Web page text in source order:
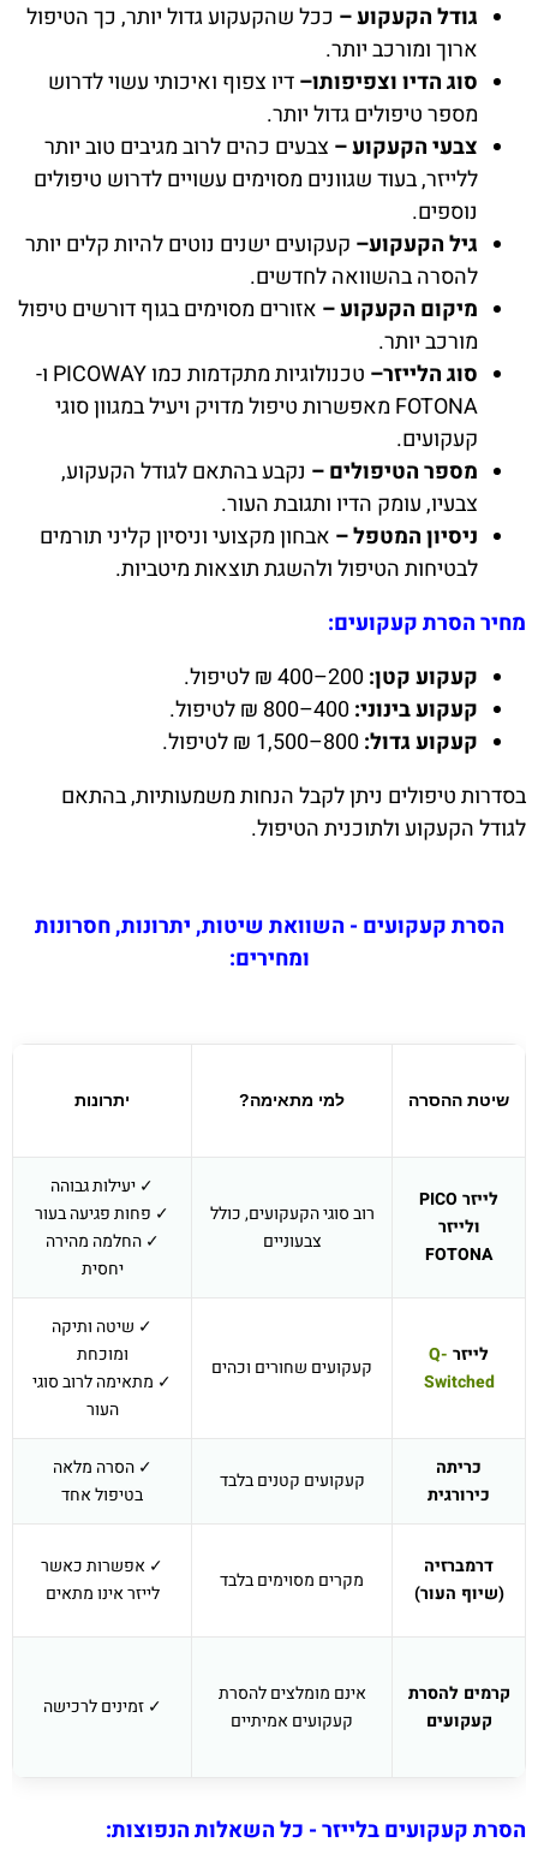
גודל הקעקוע – ככל שהקעקוע גדול יותר, כך הטיפול
ארוך ומורכב יותר.
סוג הדיו וצפיפותו–דיו צפוף ואיכותי עשוי לדרוש
מספר טיפולים גדול יותר.
צבעי הקעקוע – צבעים כהים לרוב מגיבים טוב יותר
ללייזר, בעוד שגוונים מסוימים עשויים לדרוש טיפולים
נוספים.
גיל הקעקוע– קעקועים ישנים נוטים להיות קלים יותר
להסרה בהשוואה לחדשים.
מיקום הקעקוע – אזורים מסוימים בגוף דורשים טיפול
מורכב יותר.
סוג הלייזר–
טכנולוגיות מתקדמות כמו PICOWAY ו-
FOTONA מאפשרות טיפול מדויק ויעיל במגוון סוגי
קעקועים.
מספר הטיפולים – נקבע בהתאם לגודל הקעקוע,
צבעיו, עומק הדיו ותגובת העור.
ניסיון המטפל – אבחון מקצועי וניסיון קליני תורמים
לבטיחות הטיפול ולהשגת תוצאות מיטביות.
מחיר הסרת קעקועים:
קעקוע קטן:200–400 ₪ לטיפול.
קעקוע בינוני:400–800 ₪ לטיפול.
קעקוע גדול:800–1,500 ₪ לטיפול.
בסדרות טיפולים ניתן לקבל הנחות משמעותיות, בהתאם
לגודל הקעקוע ולתוכנית הטיפול.
הסרת קעקועים - השוואת שיטות, יתרונות, חסרונות
ומחירים:
שיטת ההסרה למי מתאימה? יתרונות
לייזר PICO
ולייזר
FOTONA
רוב סוגי הקעקועים, כולל
צבעוניים
✓ יעילות גבוהה
✓ פחות פגיעה בעור
✓ החלמה מהירה
יחסית
לייזר Q-
Switched
קעקועים שחורים וכהים
✓ שיטה ותיקה
ומוכחת
✓ מתאימה לרוב סוגי
העור
כריתה
כירורגית
קעקועים קטנים בלבד
✓ הסרה מלאה
בטיפול אחד
דרמברזיה
(שיוף העור)
מקרים מסוימים בלבד
✓ אפשרות כאשר
לייזר אינו מתאים
קרמים להסרת
קעקועים
אינם מומלצים להסרת
קעקועים אמיתיים
✓ זמינים לרכישה
הסרת קעקועים בלייזר - כל השאלות הנפוצות: